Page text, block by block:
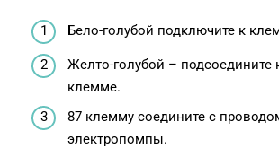
Бело-голубой подключите к
Желто-голубой – подсоедините
клемме.
87 клемму соедините с
электропомпы.